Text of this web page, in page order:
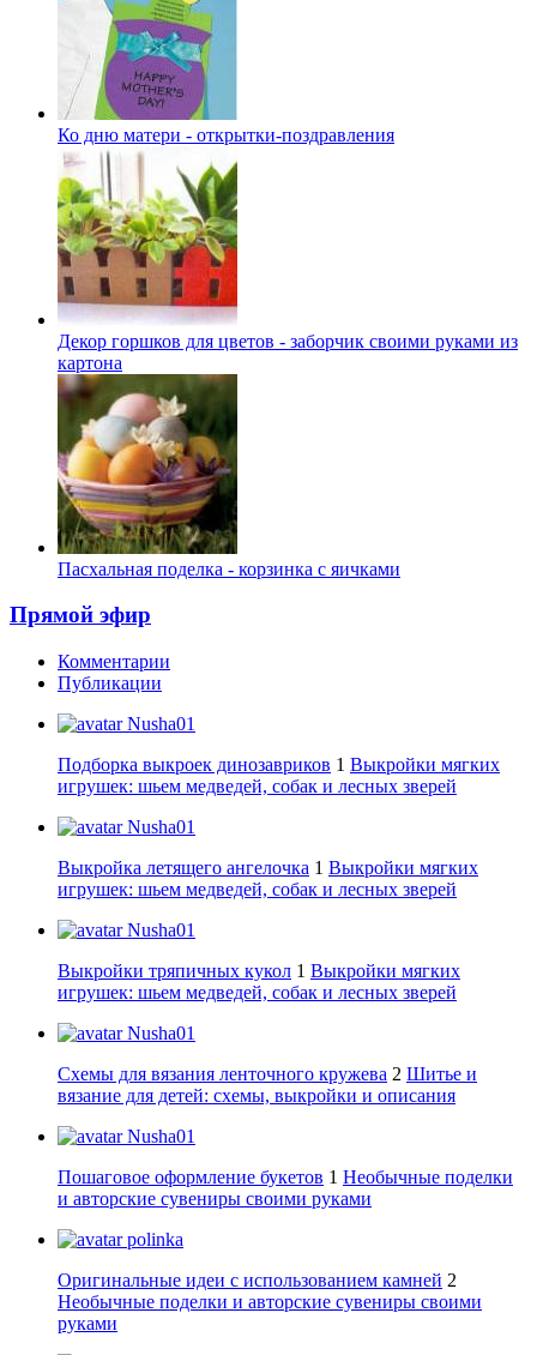
Ко дню матери - открытки-поздравления
Декор горшков для цветов - заборчик своими руками из
картона
Пасхальная поделка - корзинка с яичками
Прямой эфир
Комментарии
Публикации
Nusha01
Подборка выкроек динозавриков 1 Выкройки мягких
игрушек: шьем медведей, собак и лесных зверей
Nusha01
Выкройка летящего ангелочка 1 Выкройки мягких
игрушек: шьем медведей, собак и лесных зверей
Nusha01
Выкройки тряпичных кукол 1 Выкройки мягких
игрушек: шьем медведей, собак и лесных зверей
Nusha01
Схемы для вязания ленточного кружева 2 Шитье и
вязание для детей: схемы, выкройки и описания
Nusha01
Пошаговое оформление букетов 1 Необычные поделки
и авторские сувениры своими руками
polinka
Оригинальные идеи с использованием камней 2
Необычные поделки и авторские сувениры своими
руками